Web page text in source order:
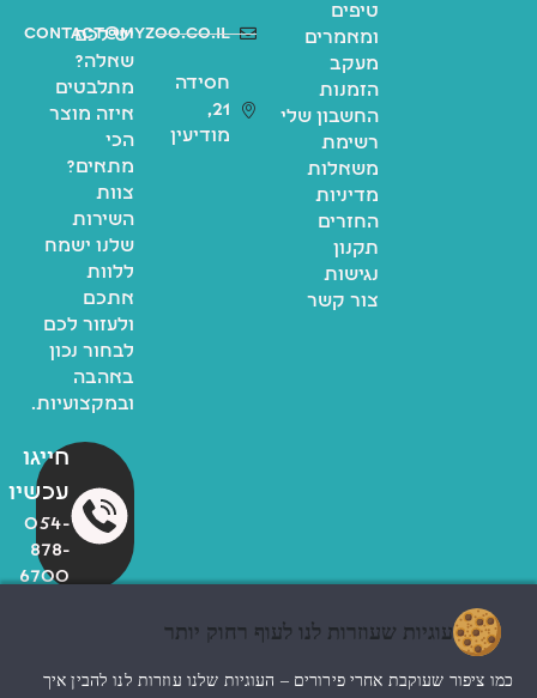
טיפים
ומאמרים
מעקב
הזמנות
החשבון שלי
רשימת
משאלות
מדיניות
החזרים
תקנון
נגישות
צור קשר
contact@myzoo.co.il
חסידה
21,
מודיעין
יש לכם
שאלה?
מתלבטים
איזה מוצר
הכי
מתאים?
צוות
השירות
שלנו ישמח
ללוות
אתכם
ולעזור לכם
לבחור נכון
באהבה
ובמקצועיות.
חייגו
עכשיו
054-
878-
6700
© כל הזכויות שמורות לzoo
החנות שלי
עוגיות שעוזרות לנו לעוף רחוק יותר
כמו ציפור שעוקבת אחרי פירורים – העוגיות שלנו עוזרות לנו להבין איך